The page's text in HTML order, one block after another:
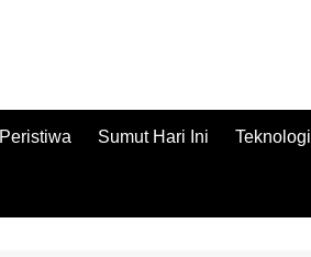
Peristiwa Sumut Hari Ini Teknologi